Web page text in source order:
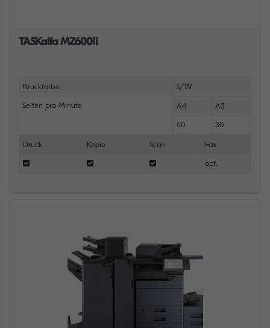
TASKalfa MZ6001i
Druckfarbe S/W
Seiten pro Minute A4 A3
60 30
Druck Kopie Scan Fax
opt.